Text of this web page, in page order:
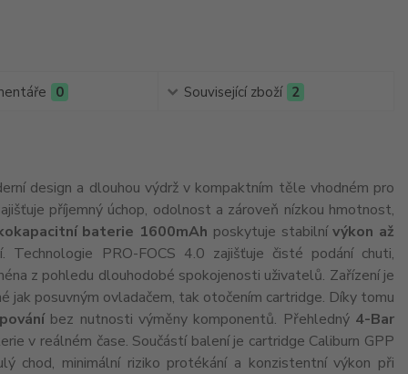
0 Související zboží 2
design a dlouhou výdrž v kompaktním těle vhodném pro
příjemný úchop, odolnost a zároveň nízkou hmotnost,
baterie 1600mAh poskytuje stabilnívýkon až
Technologie PRO-FOCS 4.0 zajišťuje čisté podání chuti,
z pohledu dlouhodobé spokojenosti uživatelů. Zařízení je
jak posuvným ovladačem, tak otočením cartridge. Díky tomu
bez nutnosti výměny komponentů. Přehledný4-Bar
v reálném čase. Součástí balení je cartridge Caliburn GPP
chod, minimální riziko protékání a konzistentní výkon při